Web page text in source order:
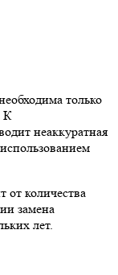
только
К
неаккуратная
от количества
замена
лет.